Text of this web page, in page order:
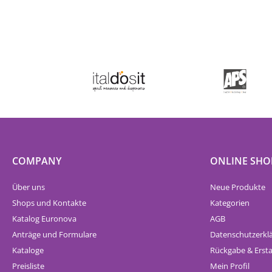
COMPANY
Über uns
Shops und Kontakte
Katalog Euronova
Anträge und Formulare
Kataloge
Preisliste
ONLINE
Neue Produkte
Kategorien
AGB
Rückgabe &
Mein Profil